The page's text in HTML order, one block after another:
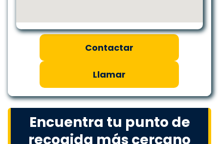
Contactar
Llamar
Encuentra tu punto de
recogida más cercano